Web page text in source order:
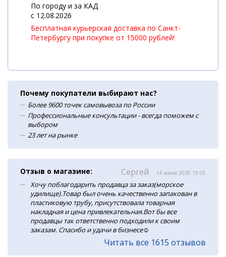
По городу и за КАД
c 12.08.2026
Бесплатная курьерская доставка по Санкт-
Петербургу при покупке от 15000 рублей!
Почему покупатели выбирают нас?
Более 9600 точек самовывоза по России
Профессиональные консультации - всегда поможем с
выбором
23 лет на рынке
Отзыв о магазине: Сергей 14 июня 2026 19:05
Хочу поблагодарить продавца за заказ(морское
удилище).Товар был очень качественно запакован в
пластиковую трубу, присутствовала товарная
накладная и цена привлекательная.Вот бы все
продавцы так ответственно подходили к своим
заказам. Спасибо и удачи в бизнесе☺️
Читать все 1615 отзывов